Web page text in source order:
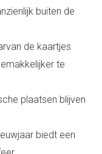
buiten de
de kaartjes
te
plaatsen blijven
biedt een